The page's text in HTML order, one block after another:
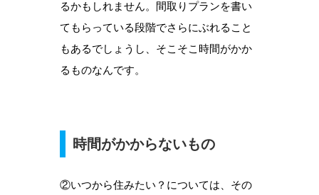
るかもしれません。間取りプランを書い
てもらっている段階でさらにぶれること
もあるでしょうし、そこそこ時間がかか
るものなんです。
時間がかからないもの
②いつから住みたい？については、その